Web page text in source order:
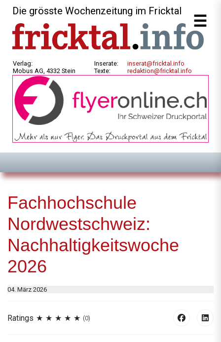
Die grösste Wochenzeitung im Fricktal
Verlag:
Mobus AG, 4332 Stein
Inserate:
Texte:
inserat@fricktal.info
redaktion@fricktal.info
Fachhochschule
Nordwestschweiz:
Nachhaltigkeitswoche
2026
04. März 2026
Ratings (0)